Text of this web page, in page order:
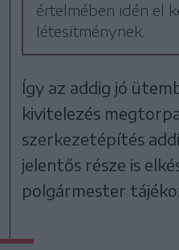
értelmében idén el
létesítménynek.
Így az addig jó
kivitelezés
szerkezetépítés
jelentős része is
polgármester